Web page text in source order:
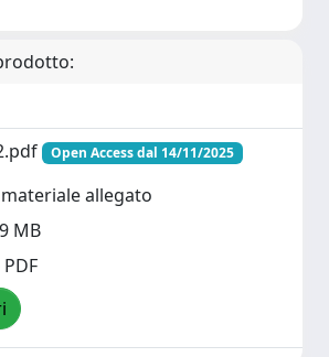
Open Access dal 14/11/2025
allegato
MB